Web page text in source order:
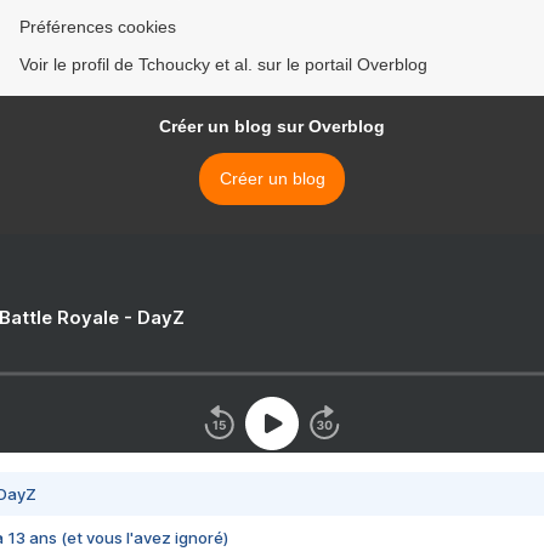
Préférences cookies
Voir le profil de Tchoucky et al. sur le portail Overblog
Créer un blog sur Overblog
Créer un blog
Royale - DayZ
13 ans (et vous l'avez ignoré)